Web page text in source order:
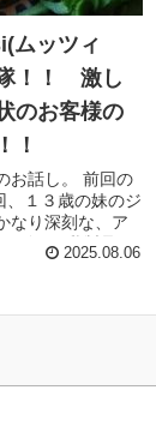
ムッツィ
！！ 激し
のお客様の
！
お話し。 前回の
、１３歳の妹のジ
なり深刻な、ア
ゴマ、乳製品、
NG。 アレルギー
2025.08.06